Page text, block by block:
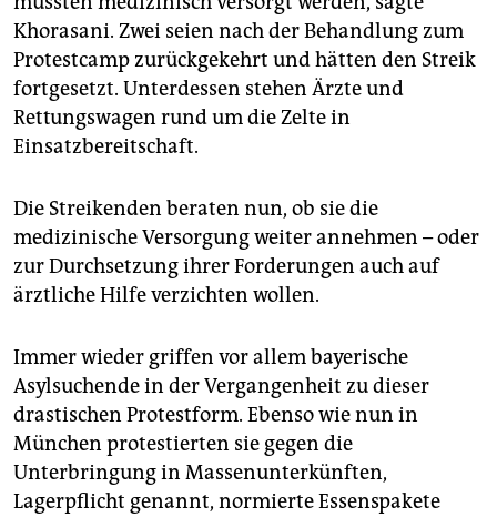
Khorasani. Zwei seien nach der Behandlung zum
Protestcamp zurückgekehrt und hätten den Streik
fortgesetzt. Unterdessen stehen Ärzte und
Rettungswagen rund um die Zelte in
Einsatzbereitschaft.
Die Streikenden beraten nun, ob sie die
medizinische Versorgung weiter annehmen – oder
zur Durchsetzung ihrer Forderungen auch auf
ärztliche Hilfe verzichten wollen.
Immer wieder griffen vor allem bayerische
Asylsuchende in der Vergangenheit zu dieser
drastischen Protestform. Ebenso wie nun in
München protestierten sie gegen die
Unterbringung in Massenunterkünften,
Lagerpflicht genannt, normierte Essenspakete